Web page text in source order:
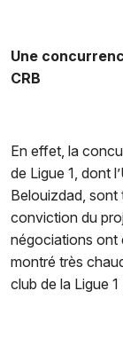
Une
CRB
En effet, la
de Ligue 1, dont
Belouizdad, sont
conviction du
négociations ont
montré très
club de la Ligue 1